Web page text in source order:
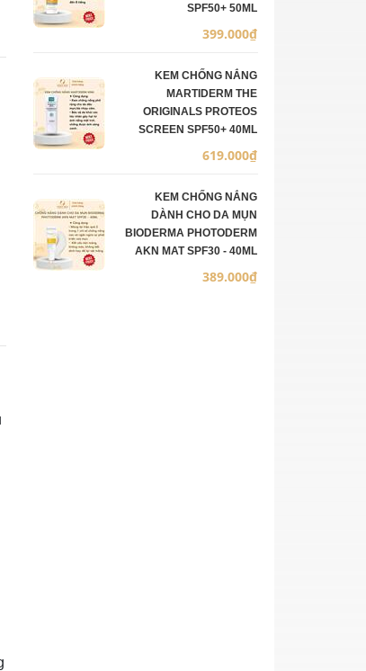
SPF50+ 50ML
399.000₫
KEM CHỐNG NẮNG
MARTIDERM THE
ORIGINALS PROTEOS
SCREEN SPF50+ 40ML
619.000₫
KEM CHỐNG NẮNG
DÀNH CHO DA MỤN
BIODERMA PHOTODERM
AKN MAT SPF30 - 40ML
389.000₫